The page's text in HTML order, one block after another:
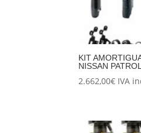
KIT
NISSAN
2.662,00€ IVA